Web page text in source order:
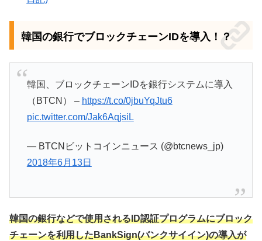
韓国の銀行でブロックチェーンIDを導入！？
韓国、ブロックチェーンIDを銀行システムに導入
（BTCN） – https://t.co/0jbuYqJtu6
pic.twitter.com/Jak6AqjsiL
— BTCNビットコインニュース (@btcnews_jp)
2018年6月13日
韓国の銀行などで使用されるID認証プログラムにブロック
チェーンを利用したBankSign(バンクサイイン)の導入が